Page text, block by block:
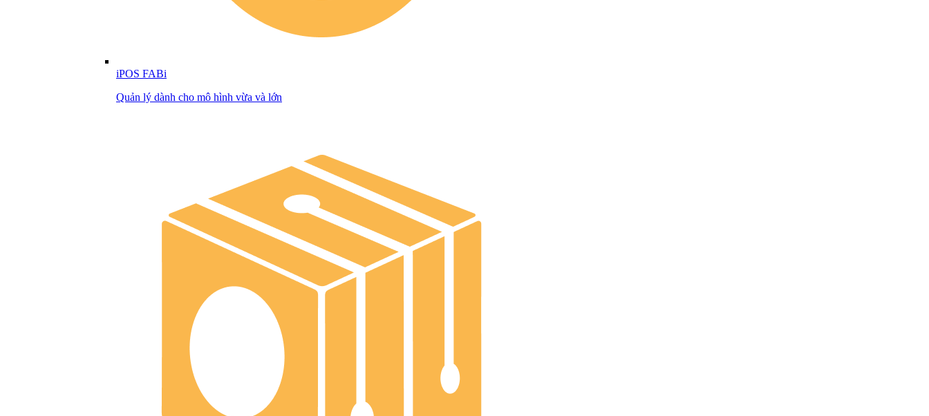
iPOS FABi
Quản lý dành cho mô hình vừa và lớn